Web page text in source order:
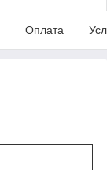
Оплата